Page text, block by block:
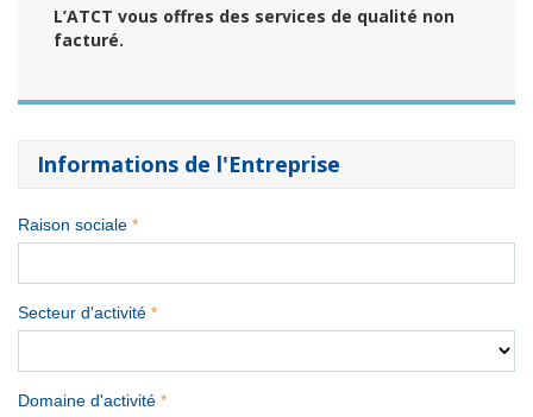
L’ATCT vous offres des services de qualité non
facturé.
Informations de l'Entreprise
Raison sociale *
Secteur d'activité *
Domaine d'activité *